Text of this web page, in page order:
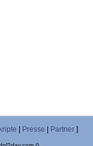
Presse Partner ]